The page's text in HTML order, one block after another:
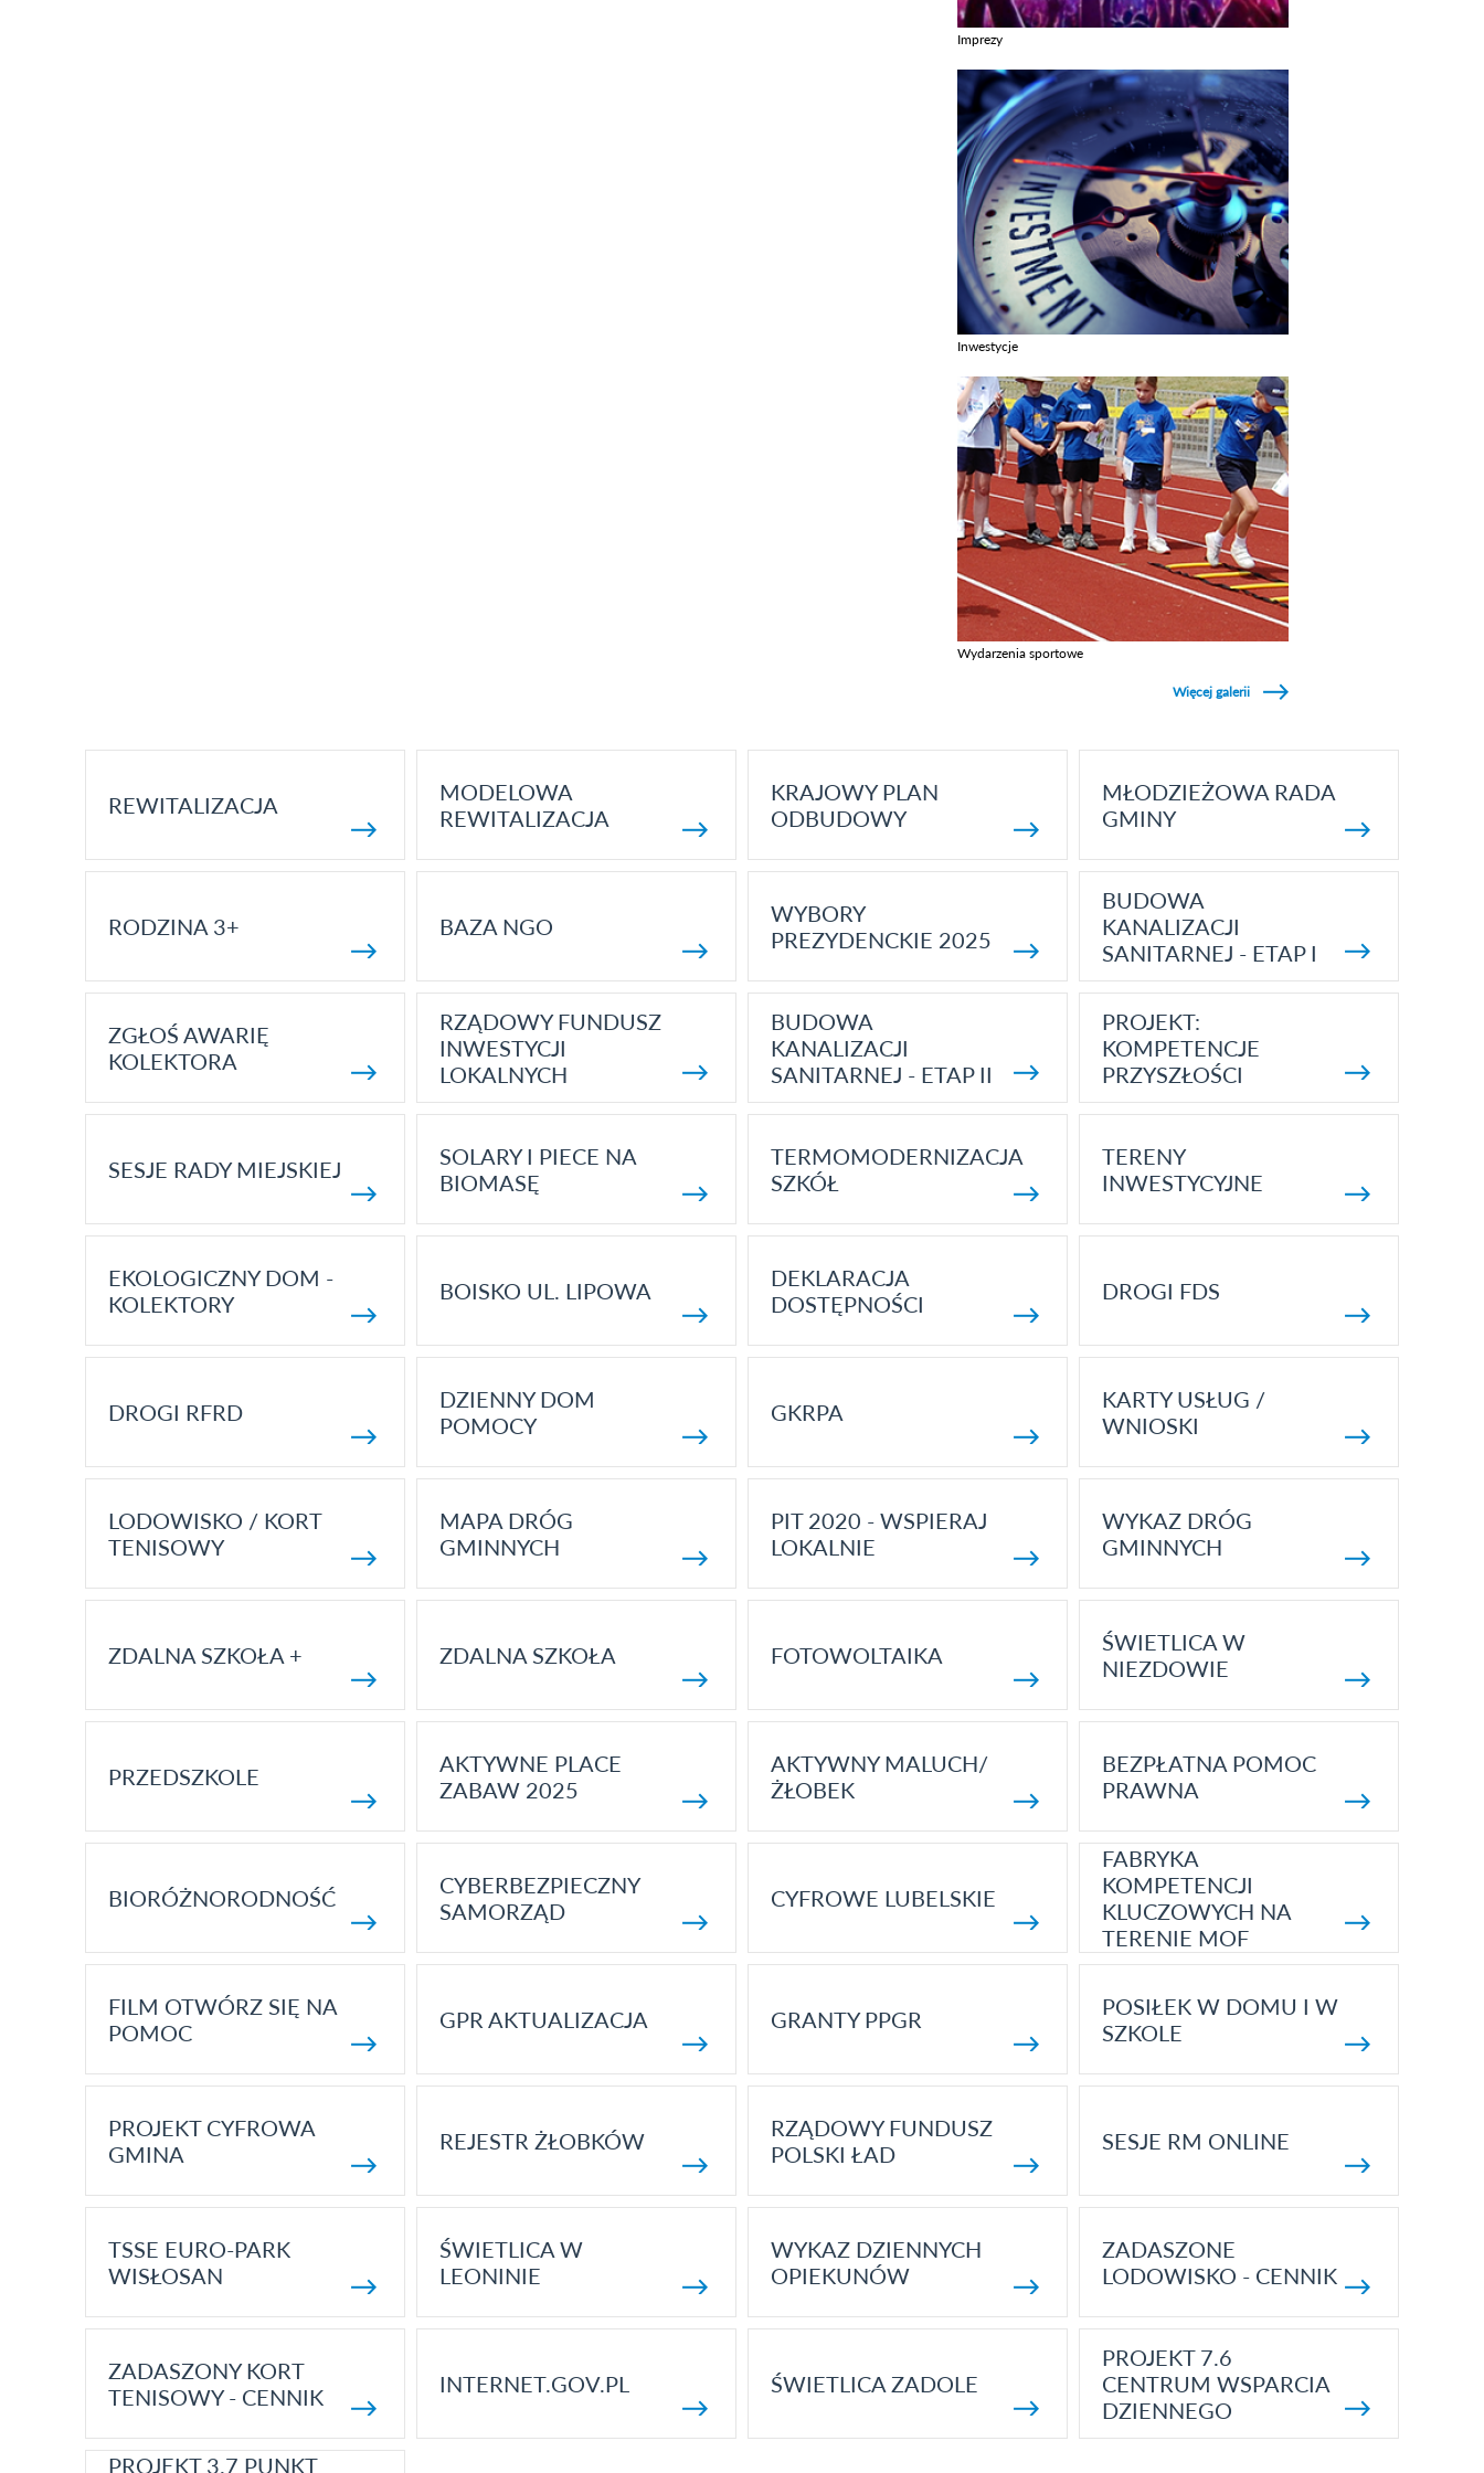
Imprezy
Inwestycje
Wydarzenia sportowe
Więcej galerii
REWITALIZACJA
MODELOWA
REWITALIZACJA
KRAJOWY PLAN
ODBUDOWY
MŁODZIEŻOWA RADA
GMINY
RODZINA 3+ BAZA NGO
WYBORY
PREZYDENCKIE 2025
BUDOWA
KANALIZACJI
SANITARNEJ - ETAP I
ZGŁOŚ AWARIĘ
KOLEKTORA
RZĄDOWY FUNDUSZ
INWESTYCJI
LOKALNYCH
BUDOWA
KANALIZACJI
SANITARNEJ - ETAP II
PROJEKT:
KOMPETENCJE
PRZYSZŁOŚCI
SESJE RADY MIEJSKIEJ
SOLARY I PIECE NA
BIOMASĘ
TERMOMODERNIZACJA
SZKÓŁ
TERENY
INWESTYCYJNE
EKOLOGICZNY DOM -
KOLEKTORY
BOISKO UL. LIPOWA
DEKLARACJA
DOSTĘPNOŚCI
DROGI FDS
DROGI RFRD
DZIENNY DOM
POMOCY
GKRPA
KARTY USŁUG /
WNIOSKI
LODOWISKO / KORT
TENISOWY
MAPA DRÓG
GMINNYCH
PIT 2020 - WSPIERAJ
LOKALNIE
WYKAZ DRÓG
GMINNYCH
ZDALNA SZKOŁA + ZDALNA SZKOŁA FOTOWOLTAIKA
ŚWIETLICA W
NIEZDOWIE
PRZEDSZKOLE
AKTYWNE PLACE
ZABAW 2025
AKTYWNY MALUCH/
ŻŁOBEK
BEZPŁATNA POMOC
PRAWNA
BIORÓŻNORODNOŚĆ
CYBERBEZPIECZNY
SAMORZĄD
CYFROWE LUBELSKIE
FABRYKA
KOMPETENCJI
KLUCZOWYCH NA
TERENIE MOF
FILM OTWÓRZ SIĘ NA
POMOC
GPR AKTUALIZACJA GRANTY PPGR
POSIŁEK W DOMU I W
SZKOLE
PROJEKT CYFROWA
GMINA
REJESTR ŻŁOBKÓW
RZĄDOWY FUNDUSZ
POLSKI ŁAD
SESJE RM ONLINE
TSSE EURO-PARK
WISŁOSAN
ŚWIETLICA W
LEONINIE
WYKAZ DZIENNYCH
OPIEKUNÓW
ZADASZONE
LODOWISKO - CENNIK
ZADASZONY KORT
TENISOWY - CENNIK
INTERNET.GOV.PL ŚWIETLICA ZADOLE
PROJEKT 7.6
CENTRUM WSPARCIA
DZIENNEGO
PROJEKT 3.7 PUNKT